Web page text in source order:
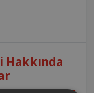
Hakkında